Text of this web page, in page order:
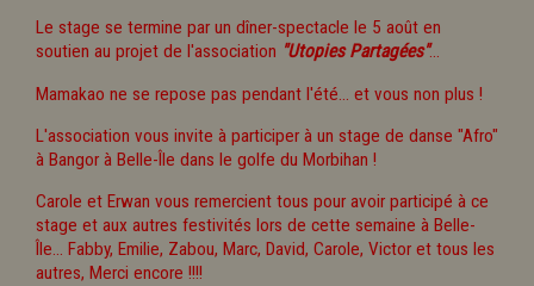
Le stage se termine par un dîner-spectacle le 5 août en
soutien au projet de l'association "Utopies Partagées"...
Mamakao ne se repose pas pendant l'été... et vous non plus !
L'association vous invite à participer à un stage de danse "Afro"
à Bangor à Belle-Île dans le golfe du Morbihan !
Carole et Erwan vous remercient tous pour avoir participé à ce
stage et aux autres festivités lors de cette semaine à Belle-
Île... Fabby, Emilie, Zabou, Marc, David, Carole, Victor et tous les
autres, Merci encore !!!!